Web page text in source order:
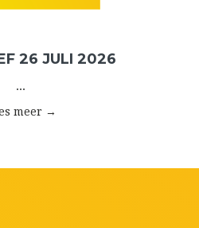
26 JULI 2026
...
meer →